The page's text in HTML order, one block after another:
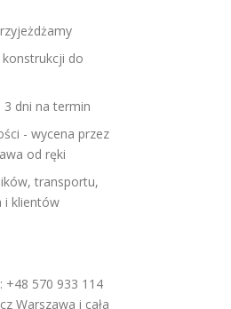
do
3 dni na termin
- wycena przez
od ręki
transportu,
i klientów
+48 570 933 114
Warszawa i cała